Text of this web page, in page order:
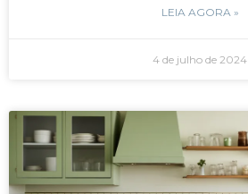
LEIA AGORA »
4 de julho de 2024